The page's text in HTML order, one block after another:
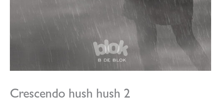
Crescendo hush hush 2